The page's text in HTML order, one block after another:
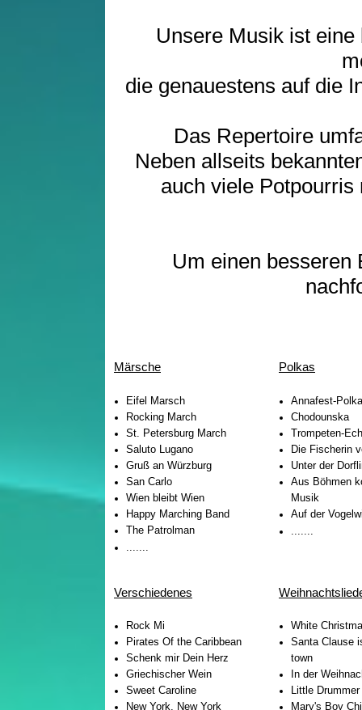
Unsere Musik ist
die genauestens auf die
Das Repertoire
Neben allseits
auch viele
Um einen besseren
Märsche
Eifel Marsch
Rocking March
St. Petersburg March
Saluto Lugano
Gruß an Würzburg
San Carlo
Wien bleibt Wien
Happy Marching Band
The Patrolman
.......
Polkas
Annafest-Polka
Chodounska
Trompeten-
Die Fischerin
Unter der
Aus Böhmen
Musik
Auf der
.......
Verschiedenes
Rock Mi
Pirates Of the Caribbean
Schenk mir Dein Herz
Griechischer Wein
Sweet Caroline
New York, New York
White
Santa Clause
town
In der
Little
Mary's Boy